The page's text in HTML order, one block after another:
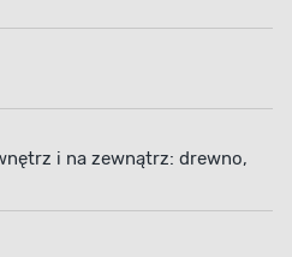
dekoracyjne
powierzchniom.
Jasny Jedynka
Ci odświeżyć
stalowych
z połyskiem.
i na zewnątrz: drewno,